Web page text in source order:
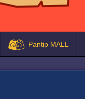
Pantip MALL